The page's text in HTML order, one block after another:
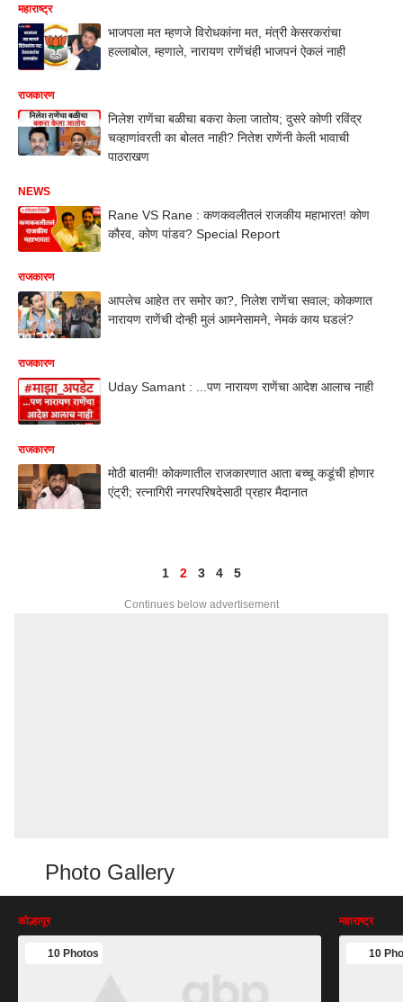
महाराष्ट्र
भाजपला मत म्हणजे विरोधकांना मत, मंत्री केसरकरांचा
हल्लाबोल, म्हणाले, नारायण राणेंचंही भाजपनं ऐकलं नाही
राजकारण
निलेश राणेंचा बळीचा बकरा केला जातोय; दुसरे कोणी रविंद्र
चव्हाणांवरती का बोलत नाही? नितेश राणेंनी केली भावाची
पाठराखण
NEWS
Rane VS Rane : कणकवलीतलं राजकीय महाभारत! कोण
कौरव, कोण पांडव? Special Report
राजकारण
आपलेच आहेत तर समोर का?, निलेश राणेंचा सवाल; कोकणात
नारायण राणेंची दोन्ही मुलं आमनेसामने, नेमकं काय घडलं?
राजकारण
Uday Samant : ...पण नारायण राणेंचा आदेश आलाच नाही
राजकारण
मोठी बातमी! कोकणातील राजकारणात आता बच्चू कडूंची होणार
एंट्री; रत्नागिरी नगरपरिषदेसाठी प्रहार मैदानात
1 2 3 4 5
Continues below advertisement
Photo Gallery
कोल्हापूर
10 Photos
महाराष्ट्र
10